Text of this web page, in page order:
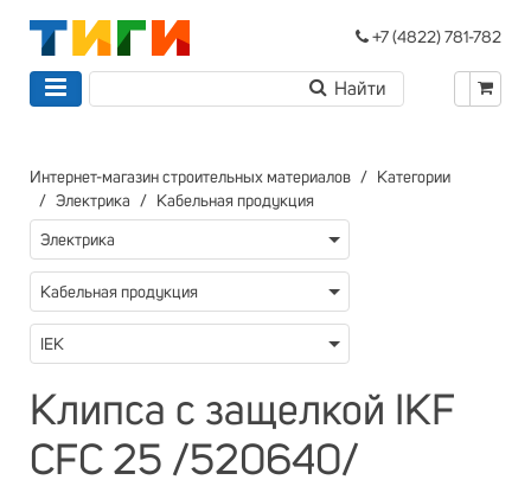
+7 (4822) 781-782
Интернет-магазин строительных материалов
Категории
Электрика
Кабельная продукция
Электрика
Кабельная продукция
IEK
Клипса с защелкой IKF
CFC 25 /520640/